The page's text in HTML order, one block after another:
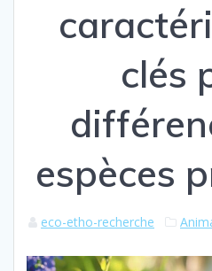
clés
espèces
eco-etho-recherche